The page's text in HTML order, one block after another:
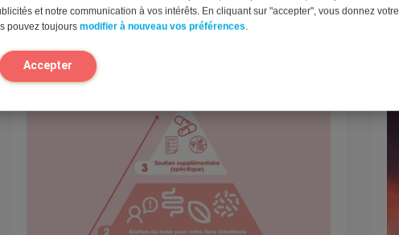
et notre communication à vos intérêts. En cliquant sur "accepter", vous donnez votre
pouvez toujours modifier à nouveau vos préférences.
Accepter